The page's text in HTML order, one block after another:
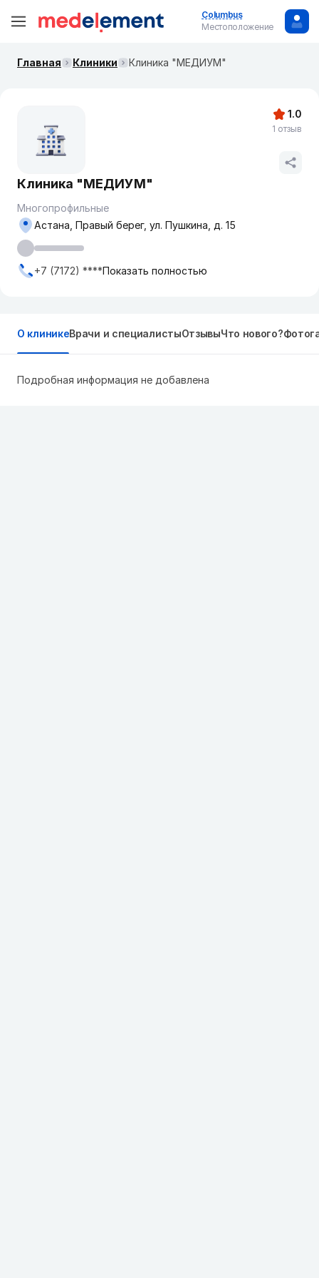
Columbus
Местоположение
Главная Клиники Клиника "МЕДИУМ"
Клиника "МЕДИУМ"
Многопрофильные
Астана, Правый берег, ул. Пушкина, д. 15
+7 (7172) ****Показать полностью
1.0
1 отзыв
О клиникеВрачи и специалистыОтзывыЧто нового?
Подробная информация не добавлена